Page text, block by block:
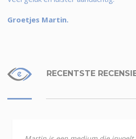
Groetjes Martin.
RECENTSTE